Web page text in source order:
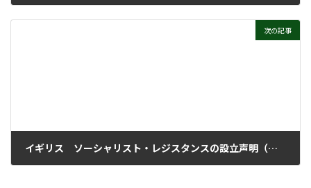
次の記事
イギリス ソーシャリスト・レジスタンスの設立声明（上）